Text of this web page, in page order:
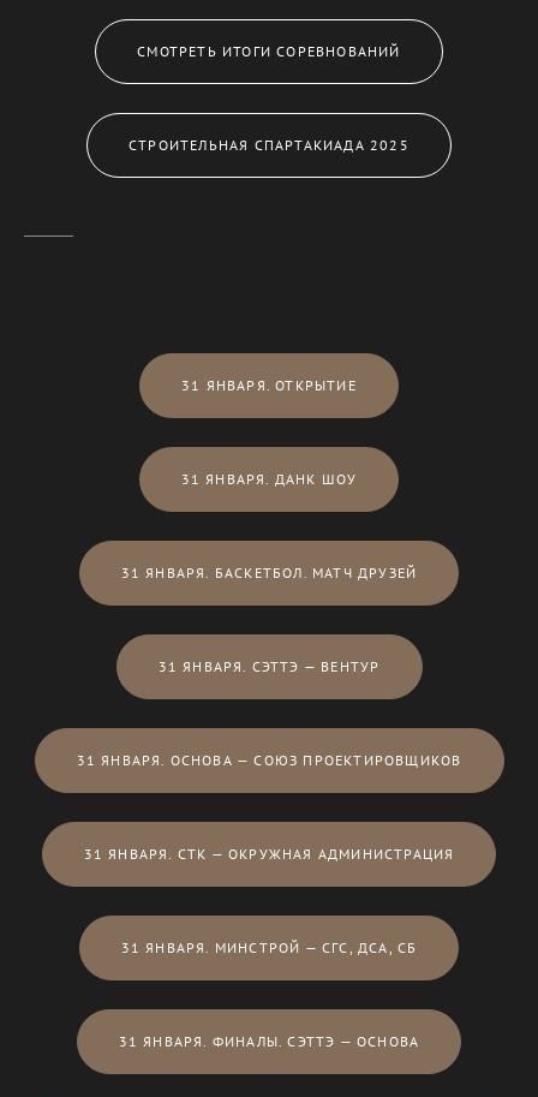
СМОТРЕТЬ ИТОГИ СОРЕВНОВАНИЙ
СТРОИТЕЛЬНАЯ СПАРТАКИАДА 2025
31 ЯНВАРЯ. ОТКРЫТИЕ
31 ЯНВАРЯ. ДАНК ШОУ
31 ЯНВАРЯ. БАСКЕТБОЛ. МАТЧ ДРУЗЕЙ
31 ЯНВАРЯ. СЭТТЭ — ВЕНТУР
31 ЯНВАРЯ. ОСНОВА — СОЮЗ ПРОЕКТИРОВЩИКОВ
31 ЯНВАРЯ. СТК — ОКРУЖНАЯ АДМИНИСТРАЦИЯ
31 ЯНВАРЯ. МИНСТРОЙ — СГС, ДСА, СБ
31 ЯНВАРЯ. ФИНАЛЫ. СЭТТЭ — ОСНОВА